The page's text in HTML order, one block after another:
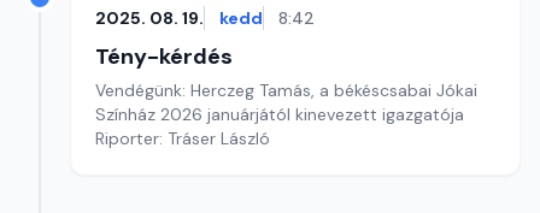
2025. 08. 19. kedd 8:42
Tény-kérdés
Vendégünk: Herczeg Tamás, a békéscsabai Jókai
Színház 2026 januárjától kinevezett igazgatója
Riporter: Tráser László